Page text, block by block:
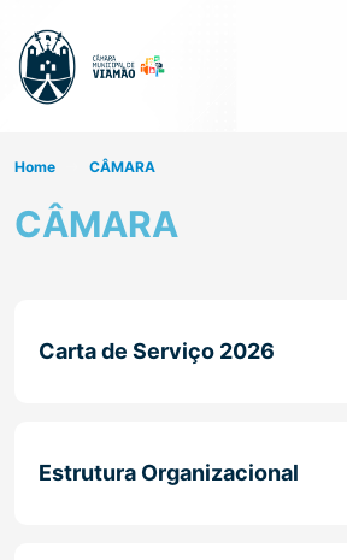
Home CÂMARA
CÂMARA
Carta de Serviço 2026
Estrutura Organizacional